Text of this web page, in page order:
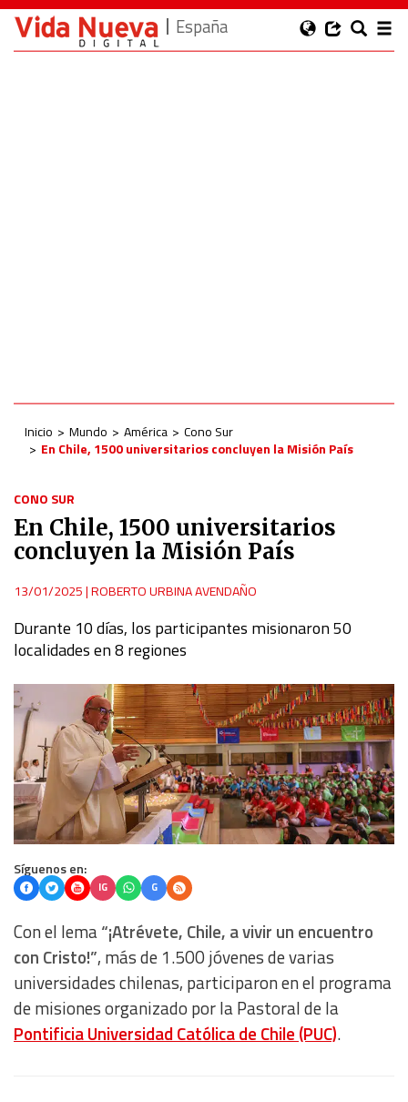
España
Inicio Mundo América
Cono Sur
En Chile, 1500 universitarios concluyen la Misión País
CONO SUR
En Chile, 1500 universitarios
concluyen la Misión País
13/01/2025|ROBERTO URBINA AVENDAÑO
Durante 10 días, los participantes misionaron 50
localidades en 8 regiones
Síguenos en:
IG G
Con el lema“¡Atrévete, Chile, a vivir un encuentro
con Cristo!”, más de 1.500 jóvenes de varias
universidades chilenas, participaron en el programa
de misiones organizado por la Pastoral de la
Pontificia Universidad Católica de Chile (PUC).